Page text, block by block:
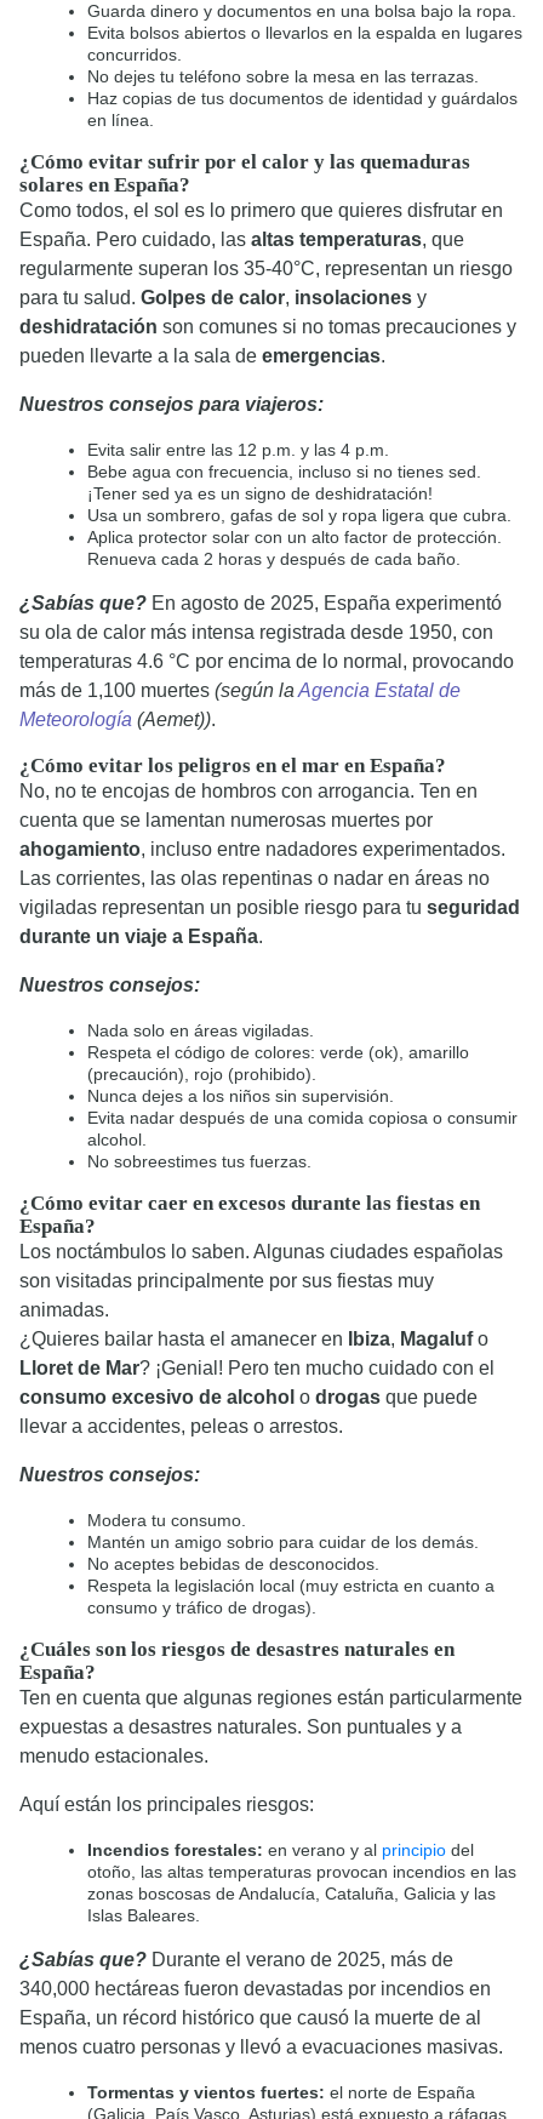
Guarda dinero y documentos en una bolsa bajo la ropa.
Evita bolsos abiertos o llevarlos en la espalda en lugares
concurridos.
No dejes tu teléfono sobre la mesa en las terrazas.
Haz copias de tus documentos de identidad y guárdalos
en línea.
¿Cómo evitar sufrir por el calor y las quemaduras
solares en España?
Como todos, el sol es lo primero que quieres disfrutar en
España. Pero cuidado, las altas temperaturas, que
regularmente superan los 35-40°C, representan un riesgo
para tu salud. Golpes de calor, insolaciones y
deshidratación son comunes si no tomas precauciones y
pueden llevarte a la sala de emergencias.
Nuestros consejos para viajeros:
Evita salir entre las 12 p.m. y las 4 p.m.
Bebe agua con frecuencia, incluso si no tienes sed.
¡Tener sed ya es un signo de deshidratación!
Usa un sombrero, gafas de sol y ropa ligera que cubra.
Aplica protector solar con un alto factor de protección.
Renueva cada 2 horas y después de cada baño.
¿Sabías que? En agosto de 2025, España experimentó
su ola de calor más intensa registrada desde 1950, con
temperaturas 4.6 °C por encima de lo normal, provocando
más de 1,100 muertes (según la Agencia Estatal de
Meteorología (Aemet)).
¿Cómo evitar los peligros en el mar en España?
No, no te encojas de hombros con arrogancia. Ten en
cuenta que se lamentan numerosas muertes por
ahogamiento, incluso entre nadadores experimentados.
Las corrientes, las olas repentinas o nadar en áreas no
vigiladas representan un posible riesgo para tu seguridad
durante un viaje a España.
Nuestros consejos:
Nada solo en áreas vigiladas.
Respeta el código de colores: verde (ok), amarillo
(precaución), rojo (prohibido).
Nunca dejes a los niños sin supervisión.
Evita nadar después de una comida copiosa o consumir
alcohol.
No sobreestimes tus fuerzas.
¿Cómo evitar caer en excesos durante las fiestas en
España?
Los noctámbulos lo saben. Algunas ciudades españolas
son visitadas principalmente por sus fiestas muy
animadas.
¿Quieres bailar hasta el amanecer en
Ibiza, Magalufo
Lloret de Mar? ¡Genial! Pero ten mucho cuidado con el
consumo excesivo de alcohol o drogas que puede
llevar a accidentes, peleas o arrestos.
Nuestros consejos:
Modera tu consumo.
Mantén un amigo sobrio para cuidar de los demás.
No aceptes bebidas de desconocidos.
Respeta la legislación local (muy estricta en cuanto a
consumo y tráfico de drogas).
¿Cuáles son los riesgos de desastres naturales en
España?
Ten en cuenta que algunas regiones están particularmente
expuestas a desastres naturales. Son puntuales y a
menudo estacionales.
Aquí están los principales riesgos:
Incendios forestales: en verano y al principio del
otoño, las altas temperaturas provocan incendios en las
zonas boscosas de Andalucía, Cataluña, Galicia y las
Islas Baleares.
¿Sabías que? Durante el verano de 2025, más de
340,000 hectáreas fueron devastadas por incendios en
España, un récord histórico que causó la muerte de al
menos cuatro personas y llevó a evacuaciones masivas.
Tormentas y vientos fuertes: el norte de España
(Galicia, País Vasco, Asturias) está expuesto a ráfagas